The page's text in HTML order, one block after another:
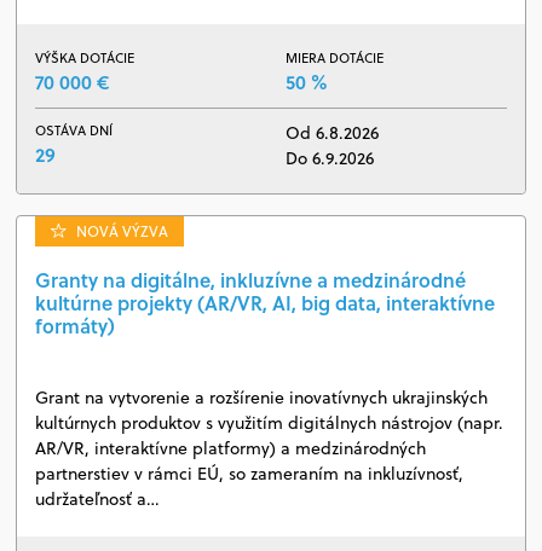
VÝŠKA DOTÁCIE
70 000 €
MIERA DOTÁCIE
50 %
OSTÁVA DNÍ
29
Od 6.8.2026
Do 6.9.2026
NOVÁ VÝZVA
Granty na digitálne, inkluzívne a medzinárodné
kultúrne projekty (AR/VR, AI, big data, interaktívne
formáty)
Grant na vytvorenie a rozšírenie inovatívnych ukrajinských
kultúrnych produktov s využitím digitálnych nástrojov (napr.
AR/VR, interaktívne platformy) a medzinárodných
partnerstiev v rámci EÚ, so zameraním na inkluzívnosť,
udržateľnosť a…